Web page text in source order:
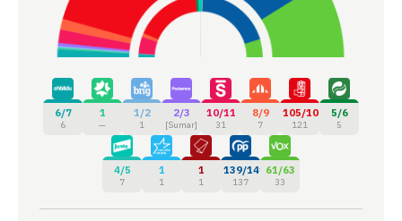
6/7
6
1
—
1/2
1
2/3
[Sumar]
10/11
31
8/9
7
105/107
121
5/6
5
4/5
7
1
1
1
1
139/141
137
61/63
33